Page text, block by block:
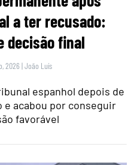
a ter recusado:
decisão final
2026 |João Luís
espanhol depois de
acabou por conseguir
favorável